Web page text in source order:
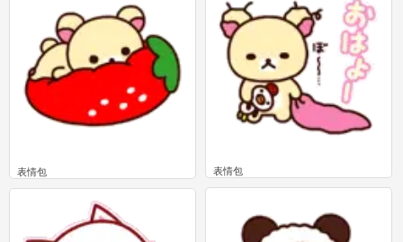
表情包
0
表情包
0